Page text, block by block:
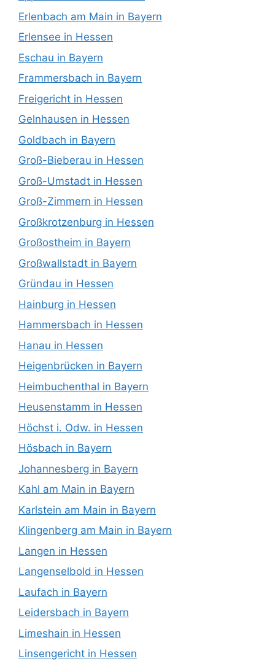
Erlenbach am Main in Bayern
Erlensee in Hessen
Eschau in Bayern
Frammersbach in Bayern
Freigericht in Hessen
Gelnhausen in Hessen
Goldbach in Bayern
Groß-Bieberau in Hessen
Groß-Umstadt in Hessen
Groß-Zimmern in Hessen
Großkrotzenburg in Hessen
Großostheim in Bayern
Großwallstadt in Bayern
Gründau in Hessen
Hainburg in Hessen
Hammersbach in Hessen
Hanau in Hessen
Heigenbrücken in Bayern
Heimbuchenthal in Bayern
Heusenstamm in Hessen
Höchst i. Odw. in Hessen
Hösbach in Bayern
Johannesberg in Bayern
Kahl am Main in Bayern
Karlstein am Main in Bayern
Klingenberg am Main in Bayern
Langen in Hessen
Langenselbold in Hessen
Laufach in Bayern
Leidersbach in Bayern
Limeshain in Hessen
Linsengericht in Hessen